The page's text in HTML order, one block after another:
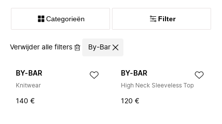
Categorieën Filter
Verwijder alle filters By-Bar
BY-BAR
Knitwear
140 €
BY-BAR
High Neck Sleeveless Top
120 €